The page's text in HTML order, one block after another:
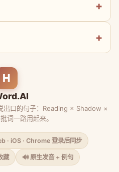
H
出口的句子：Reading × Shadow ×
词一路用起来。
· iOS · Chrome 登录后同步
藏 🔊 原生发音 + 例句